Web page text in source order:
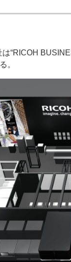
長軌道を描く
用語集 印刷機
入申し込み
は“RICOH
。